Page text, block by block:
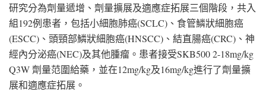
研究分為劑量遞增、劑量擴展及適應症拓展三個階段，共入
組192例患者，包括小細胞肺癌(SCLC)、食管鱗狀細胞癌
(ESCC)、頭頸部鱗狀細胞癌(HNSCC)、結直腸癌(CRC)、神
經內分泌癌(NEC)及其他腫瘤。患者接受SKB500 2-18mg/kg
Q3W 劑量范圍給藥，並在12mg/kg及16mg/kg進行了劑量擴
展和適應症拓展。